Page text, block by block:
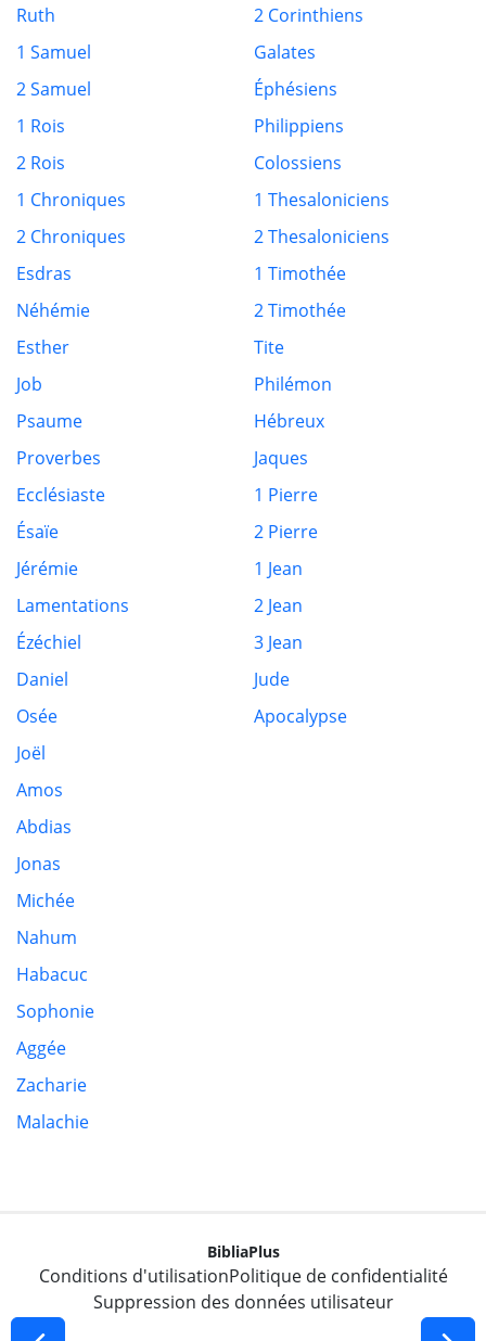
Ruth
1 Samuel
2 Samuel
1 Rois
2 Rois
1 Chroniques
2 Chroniques
Esdras
Néhémie
Esther
Job
Psaume
Proverbes
Ecclésiaste
Ésaïe
Jérémie
Lamentations
Ézéchiel
Daniel
Osée
Joël
Amos
Abdias
Jonas
Michée
Nahum
Habacuc
Sophonie
Aggée
Zacharie
Malachie
2 Corinthiens
Galates
Éphésiens
Philippiens
Colossiens
1 Thesaloniciens
2 Thesaloniciens
1 Timothée
2 Timothée
Tite
Philémon
Hébreux
Jaques
1 Pierre
2 Pierre
1 Jean
2 Jean
3 Jean
Jude
Apocalypse
BibliaPlus
Conditions d'utilisationPolitique de confidentialité
Suppression des données utilisateur